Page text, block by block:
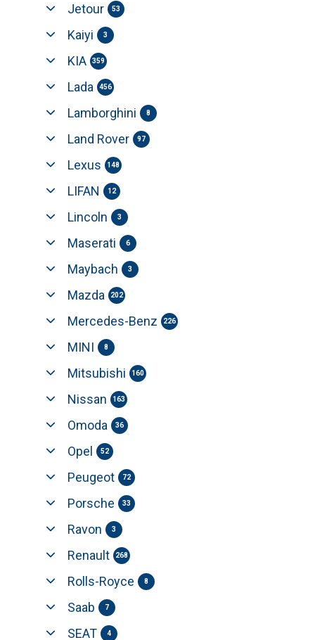
Jetour 53
Kaiyi 3
KIA 359
Lada 456
Lamborghini 8
Land Rover 97
Lexus 148
LIFAN 12
Lincoln 3
Maserati 6
Maybach 3
Mazda 202
Mercedes-Benz 226
MINI 8
Mitsubishi 160
Nissan 163
Omoda 36
Opel 52
Peugeot 72
Porsche 33
Ravon 3
Renault 268
Rolls-Royce 8
Saab 7
SEAT 4